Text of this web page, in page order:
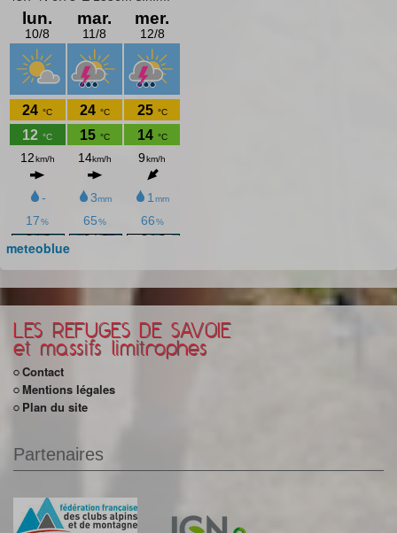
meteoblue
LES REFUGES DE SAVOIE
et massifs limitrophes
Contact
Mentions légales
Plan du site
Partenaires